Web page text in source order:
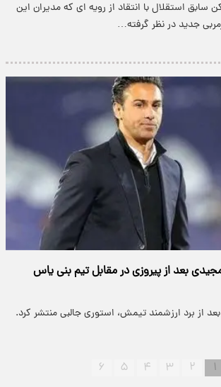
سابق استقلال با انتقاد از رویه ای که مدیران این
جدید در نظر گرفته…
بعد از پیروزی در مقابل تیم بنی یاس
بعد از برد ارزشمند تیمش، استوری جالبی منتشر کرد.
۱ ۲ ۳ ۴ ۵ ۶